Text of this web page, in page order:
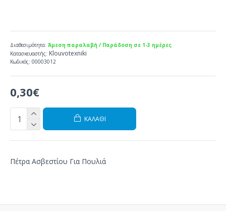
0,30€
Διαθεσιμότητα: Άμεση παραλαβή / Παράδοση σε 1-3 ημέρες
Κατασκευαστής: Klouvotexniki
Κωδικός: 00003012
ΚΑΛΆΘΙ
Πέτρα Ασβεστίου Για Πουλιά